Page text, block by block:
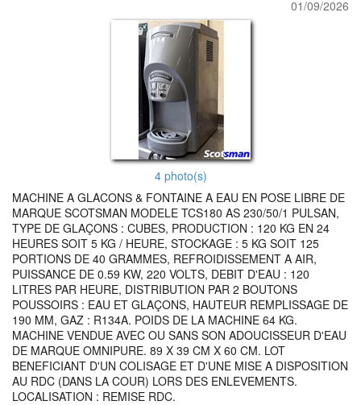
01/09/2026
4 photo(s)
MACHINE A GLACONS & FONTAINE A EAU EN POSE LIBRE DE
MARQUE SCOTSMAN MODELE TCS180 AS 230/50/1 PULSAN,
TYPE DE GLAÇONS : CUBES, PRODUCTION : 120 KG EN 24
HEURES SOIT 5 KG / HEURE, STOCKAGE : 5 KG SOIT 125
PORTIONS DE 40 GRAMMES, REFROIDISSEMENT A AIR,
PUISSANCE DE 0.59 KW, 220 VOLTS, DEBIT D'EAU : 120
LITRES PAR HEURE, DISTRIBUTION PAR 2 BOUTONS
POUSSOIRS : EAU ET GLAÇONS, HAUTEUR REMPLISSAGE DE
190 MM, GAZ : R134A. POIDS DE LA MACHINE 64 KG.
MACHINE VENDUE AVEC OU SANS SON ADOUCISSEUR D'EAU
DE MARQUE OMNIPURE. 89 X 39 CM X 60 CM. LOT
BENEFICIANT D'UN COLISAGE ET D'UNE MISE A DISPOSITION
AU RDC (DANS LA COUR) LORS DES ENLEVEMENTS.
LOCALISATION : REMISE RDC.